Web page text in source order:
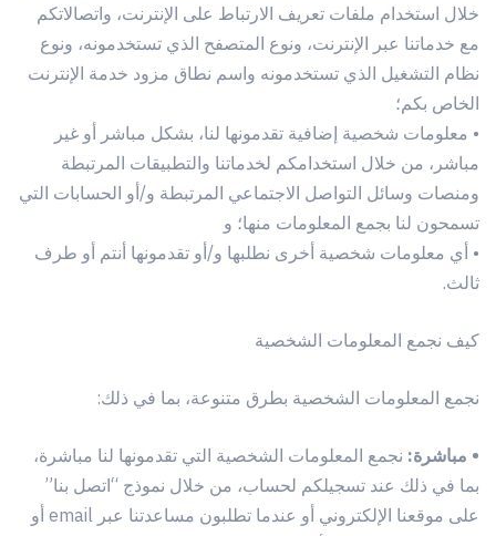
خلال استخدام ملفات تعريف الارتباط على الإنترنت، واتصالاتكم
مع خدماتنا عبر الإنترنت، ونوع المتصفح الذي تستخدمونه، ونوع
نظام التشغيل الذي تستخدمونه واسم نطاق مزود خدمة الإنترنت
الخاص بكم؛
• معلومات شخصية إضافية تقدمونها لنا، بشكل مباشر أو غير
مباشر، من خلال استخدامكم لخدماتنا والتطبيقات المرتبطة
ومنصات وسائل التواصل الاجتماعي المرتبطة و/أو الحسابات التي
تسمحون لنا بجمع المعلومات منها؛ و
• أي معلومات شخصية أخرى نطلبها و/أو تقدمونها أنتم أو طرف
ثالث.
كيف نجمع المعلومات الشخصية
نجمع المعلومات الشخصية بطرق متنوعة، بما في ذلك:
• مباشرة: نجمع المعلومات الشخصية التي تقدمونها لنا مباشرة،
بما في ذلك عند تسجيلكم لحساب، من خلال نموذج “اتصل بنا”
على موقعنا الإلكتروني أو عندما تطلبون مساعدتنا عبر email أو